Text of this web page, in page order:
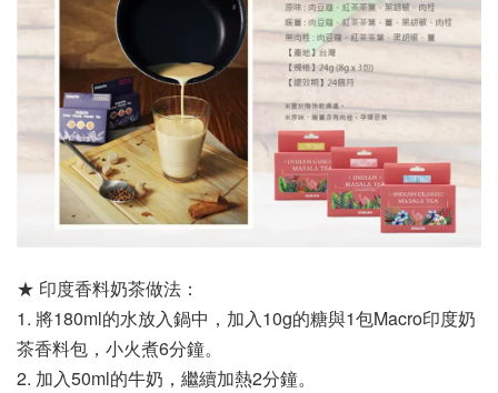
★ 印度香料奶茶做法：
1. 將180ml的水放入鍋中，加入10g的糖與1包Macro印度奶
茶香料包，小火煮6分鐘。
2. 加入50ml的牛奶，繼續加熱2分鐘。